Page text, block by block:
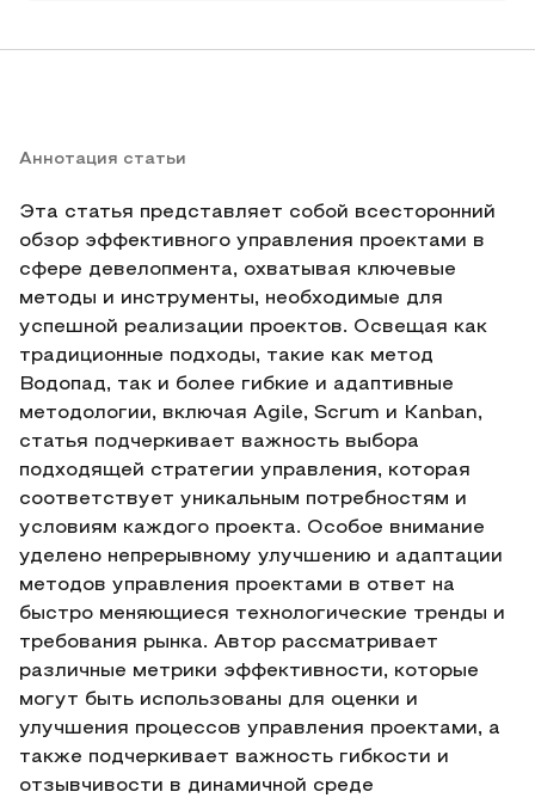
Аннотация статьи
Эта статья представляет собой всесторонний
обзор эффективного управления проектами в
сфере девелопмента, охватывая ключевые
методы и инструменты, необходимые для
успешной реализации проектов. Освещая как
традиционные подходы, такие как метод
Водопад, так и более гибкие и адаптивные
методологии, включая Agile, Scrum и Kanban,
статья подчеркивает важность выбора
подходящей стратегии управления, которая
соответствует уникальным потребностям и
условиям каждого проекта. Особое внимание
уделено непрерывному улучшению и адаптации
методов управления проектами в ответ на
быстро меняющиеся технологические тренды и
требования рынка. Автор рассматривает
различные метрики эффективности, которые
могут быть использованы для оценки и
улучшения процессов управления проектами, а
также подчеркивает важность гибкости и
отзывчивости в динамичной среде